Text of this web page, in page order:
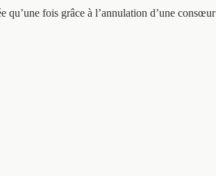
fois grâce à l’annulation d’une